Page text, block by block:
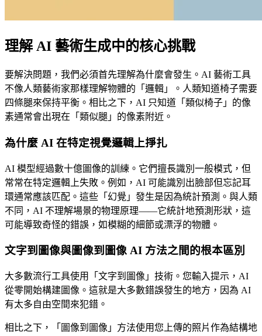
理解 AI 藝術生成中的核心挑戰
要解決問題，我們必須首先理解為什麼會發生。AI 藝術工具
不像人類藝術家那樣理解物體的「邏輯」。人類知道椅子需要
四條腿來保持平衡。相比之下，AI 只知道「類似椅子」的像
素通常會出現在「類似腿」的像素附近。
為什麼 AI 在特定視覺邏輯上掙扎
AI 模型經過數十億圖像的訓練。它們擅長識別一般模式，但
常常在特定邏輯上失敗。例如，AI 可能識別出臉部但忘記耳
環通常應該匹配。這些「幻覺」發生是因為統計預測。與人類
不同，AI 不理解場景的物理原理——它統計地預測形狀，這
可能導致奇怪的錯誤，如模糊的細節或漂浮的物體。
文字到圖像與圖像到圖像 AI 方法之間的根本區別
大多數流行工具使用「文字到圖像」技術。您輸入提示，AI
從零開始構建圖像。這就是大多數錯誤發生的地方，因為 AI
有太多自由空間來犯錯。
相比之下，「圖像到圖像」方法使用您上傳的照片作為結構地